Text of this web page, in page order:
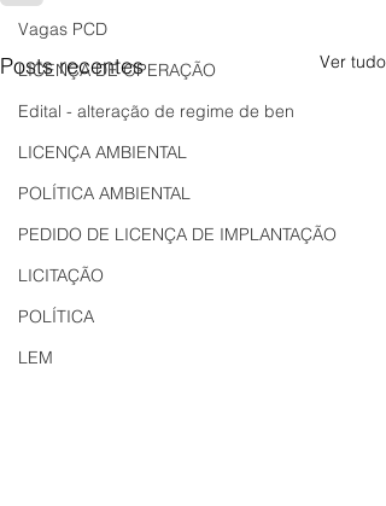
Vagas PCD
LICENÇA DE OPERAÇÃO
Edital - alteração de regime de ben
LICENÇA AMBIENTAL
POLÍTICA AMBIENTAL
PEDIDO DE LICENÇA DE IMPLANTAÇÃO
LICITAÇÃO
POLÍTICA
LEM
Posts recentes Ver tudo